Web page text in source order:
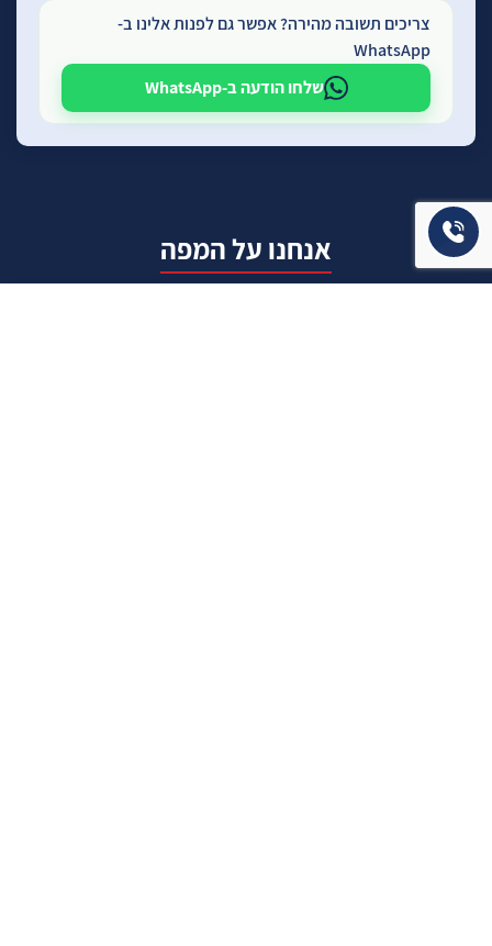
צריכים תשובה מהירה? אפשר גם לפנות אלינו ב-
WhatsApp
שלחו הודעה ב-WhatsApp
אנחנו על המפה